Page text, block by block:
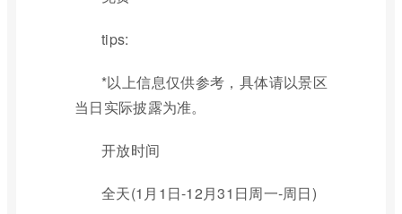
tips:
*以上信息仅供参考，具体请以景区
当日实际披露为准。
开放时间
全天(1月1日-12月31日周一-周日)